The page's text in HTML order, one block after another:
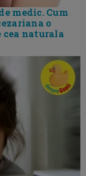
medic. Cum
o
naturala